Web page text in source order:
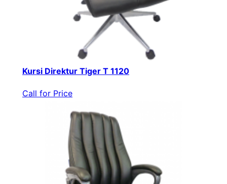
Kursi Direktur Tiger T 1120
Call for Price